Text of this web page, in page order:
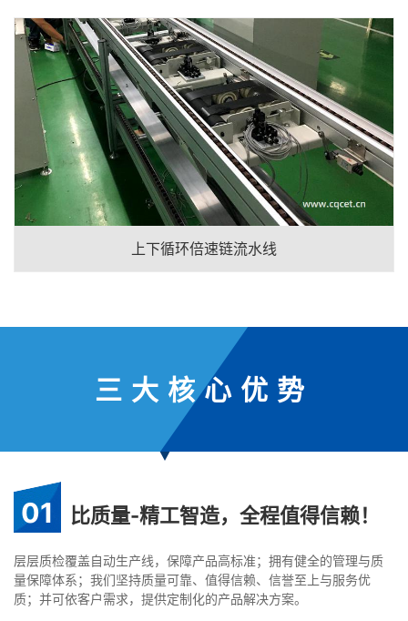
上下循环倍速链流水线
三大核心优势
01 比质量-精工智造，全程值得信赖！
层层质检覆盖自动生产线，保障产品高标准；拥有健全的管理与质
量保障体系；我们坚持质量可靠、值得信赖、信誉至上与服务优
质；并可依客户需求，提供定制化的产品解决方案。